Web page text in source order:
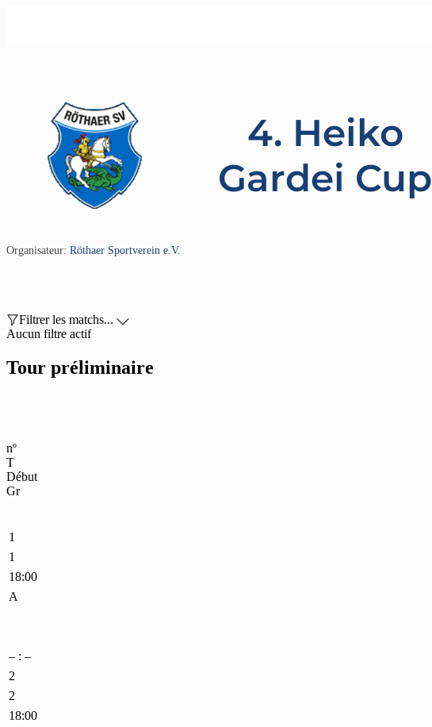
Organisateur: Röthaer Sportverein e.V.
4. Heiko
Gardei Cup
Filtrer les matchs... 
Aucun filtre actif
Tour préliminaire
nº
T
Début
Gr
1
1
18:00
A
– : –
2
2
18:00